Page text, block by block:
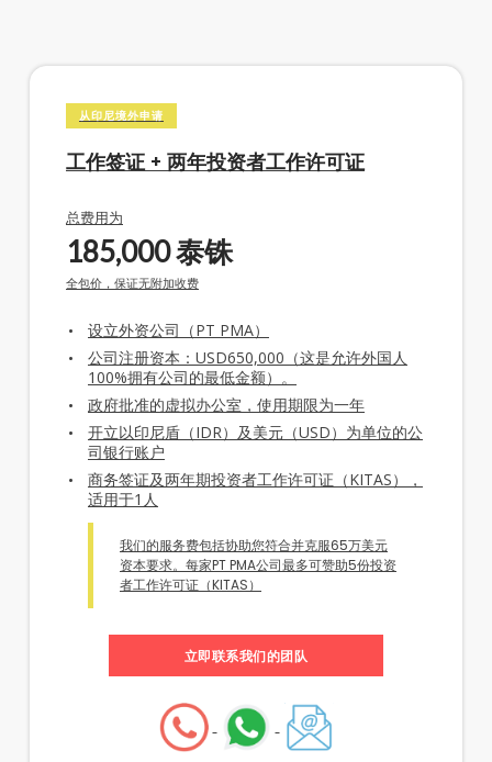
从印尼境外申请
工作签证 + 两年投资者工作许可证
总费用为
185,000泰铢
全包价，保证无附加收费
设立外资公司（PT PMA）
公司注册资本：USD650,000（这是允许外国人
100%拥有公司的最低金额）。
政府批准的虚拟办公室，使用期限为一年
开立以印尼盾（IDR）及美元（USD）为单位的公
司银行账户
商务签证及两年期投资者工作许可证（KITAS），
适用于1人
我们的服务费包括协助您符合并克服65万美元
资本要求。每家PT PMA公司最多可赞助5份投资
者工作许可证（KITAS）
立即联系我们的团队